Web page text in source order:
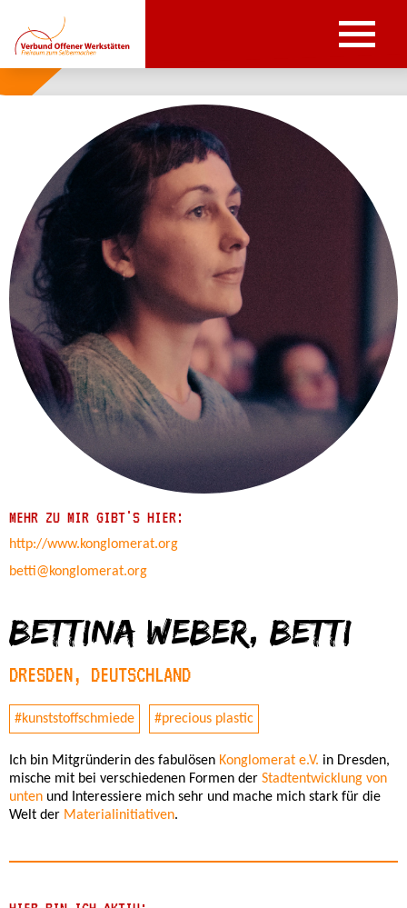
MEHR ZU MIR GIBT'S HIER:
http://www.konglomerat.org
betti@konglomerat.org
Bettina Weber, betti
DRESDEN, DEUTSCHLAND
#kunststoffschmiede #precious plastic
Ich bin Mitgründerin des fabulösen Konglomerat e.V. in Dresden,
mische mit bei verschiedenen Formen der Stadtentwicklung von
unten und Interessiere mich sehr und mache mich stark für die
Welt der Materialinitiativen.